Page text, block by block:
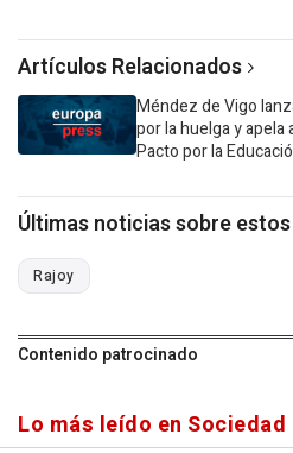
Artículos Relacionados
Méndez de Vigo
por la huelga y apela
Pacto por la
Últimas noticias sobre
Rajoy
Contenido patrocinado
Lo más leído en Sociedad